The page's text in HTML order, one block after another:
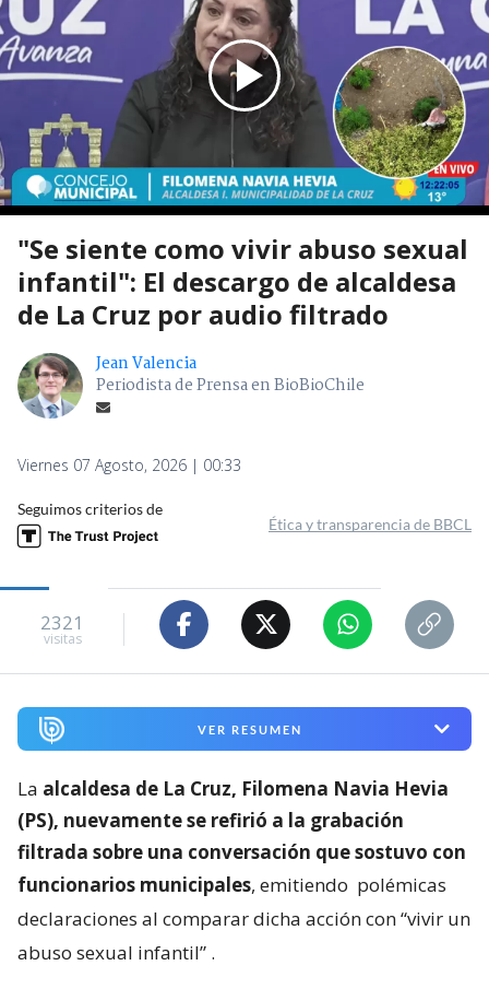
"Se siente como vivir abuso sexual
infantil": El descargo de alcaldesa
de La Cruz por audio filtrado
Jean Valencia
Periodista de Prensa en BioBioChile
Viernes 07 Agosto, 2026 | 00:33
Seguimos criterios de
Ética y transparencia de BBCL
2321
visitas
VER RESUMEN
La alcaldesa de La Cruz, Filomena Navia Hevia
(PS), nuevamente se refirió a la grabación
filtrada sobre una conversación que sostuvo con
funcionarios municipales, emitiendo polémicas
declaraciones al comparar dicha acción con “vivir un
abuso sexual infantil” .